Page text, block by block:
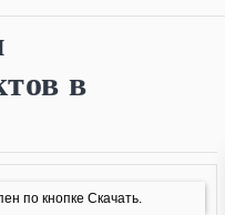
в
по кнопке Скачать.